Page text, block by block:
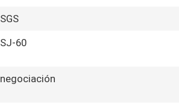
SGS
SJ-60
negociación